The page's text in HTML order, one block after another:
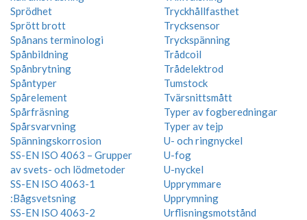
Sprödhet
Sprött brott
Spånans terminologi
Spånbildning
Spånbrytning
Spåntyper
Spårelement
Spårfräsning
Spårsvarvning
Spänningskorrosion
SS-EN ISO 4063 – Grupper
av svets- och lödmetoder
SS-EN ISO 4063-1
:Bågsvetsning
SS-EN ISO 4063-2
Tryckhållfasthet
Trycksensor
Tryckspänning
Trådcoil
Trådelektrod
Tumstock
Tvärsnittsmått
Typer av fogberedningar
Typer av tejp
U- och ringnyckel
U-fog
U-nyckel
Upprymmare
Upprymning
Urflisningsmotstånd